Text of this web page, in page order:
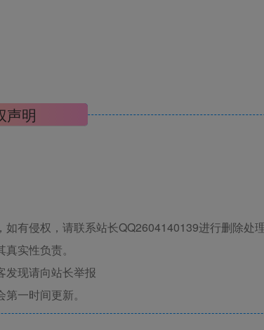
声明
有侵权，请联系站长QQ2604140139进行删除处
实性负责。
发现请向站长举报
一时间更新。